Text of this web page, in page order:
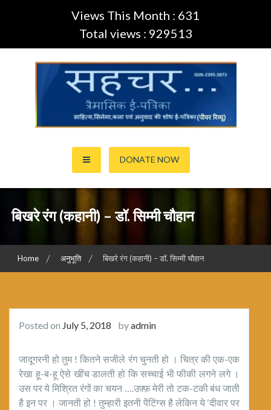
Views This Month : 631
Total views : 929513
सहचर ई-पत्रिका… (ISSN:2395-
2873)
DONATE NOW
बिखरे रंग (कहानी) – डॉ. सिम्मी चौहान
Home अनुभूति बिखरे रंग (कहानी) – डॉ. सिम्मी चौहान
Posted on July 5, 2018 byadmin
जादूगरनी हो तुम ! कितने सजीले रंग चुनती हो । चित्र की एक-एक
रेखा हू-ब-हू ऐसे खींच डालती हो कि सच्चाई भी फीकी लगने लगे ।
उस पर ये मिश्रित रंगों का चयन ….उफ़्फ़ मेरी तो टक-टकी बंध जाती
है इन पर । जानती हो ! तुम्हारी इतनी पेंटिंग्स है लेकिन ये ‘दीवार पर